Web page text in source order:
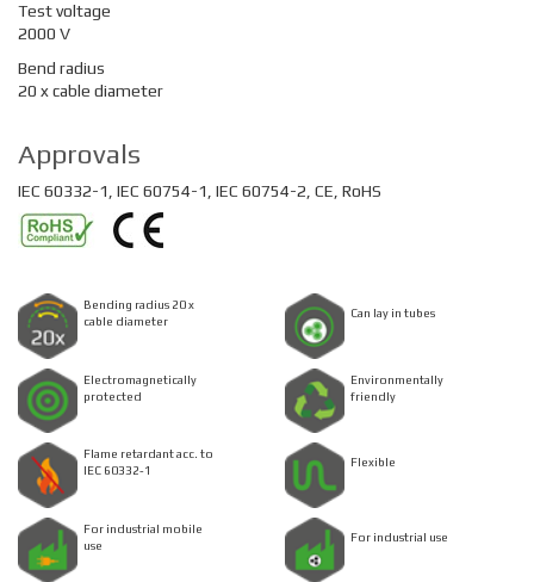
Test voltage
2000 V
Bend radius
20 x cable diameter
Approvals
IEC 60332-1, IEC 60754-1, IEC 60754-2, CE, RoHS
Bending radius 20 x
cable diameter
Can lay in tubes
Electromagnetically
protected
Environmentally
friendly
Flame retardant acc. to
IEC 60332-1
Flexible
For industrial mobile
use
For industrial use